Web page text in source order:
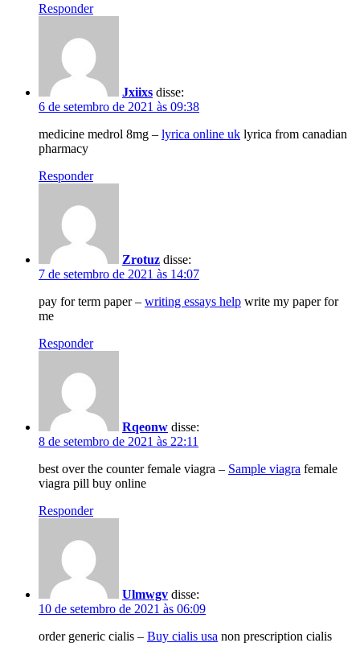
Responder
Jxiixs disse:
6 de setembro de 2021 às 09:38
medicine medrol 8mg – lyrica online uk lyrica from canadian
pharmacy
Responder
Zrotuz disse:
7 de setembro de 2021 às 14:07
pay for term paper – writing essays help write my paper for
me
Responder
Rqeonw disse:
8 de setembro de 2021 às 22:11
best over the counter female viagra – Sample viagra female
viagra pill buy online
Responder
Ulmwgv disse:
10 de setembro de 2021 às 06:09
order generic cialis – Buy cialis usa non prescription cialis